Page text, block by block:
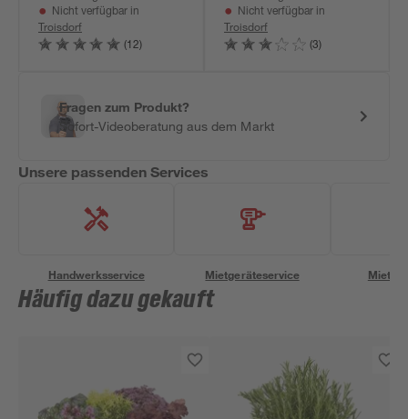
Nicht verfügbar in
Troisdorf
(12)
Nicht verfügbar in
Troisdorf
(3)
Fragen zum Produkt?
Sofort-Videoberatung aus dem Markt
Unsere passenden Services
Handwerksservice Mietgeräteservice
Häufig dazu gekauft